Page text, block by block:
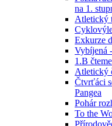
na 1.
Atletický
Exkurze
Vybíjená
1.B
Atletický
Čtvrťáci
Pangea
Pohár
To the